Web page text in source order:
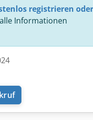
registrieren oder
Informationen